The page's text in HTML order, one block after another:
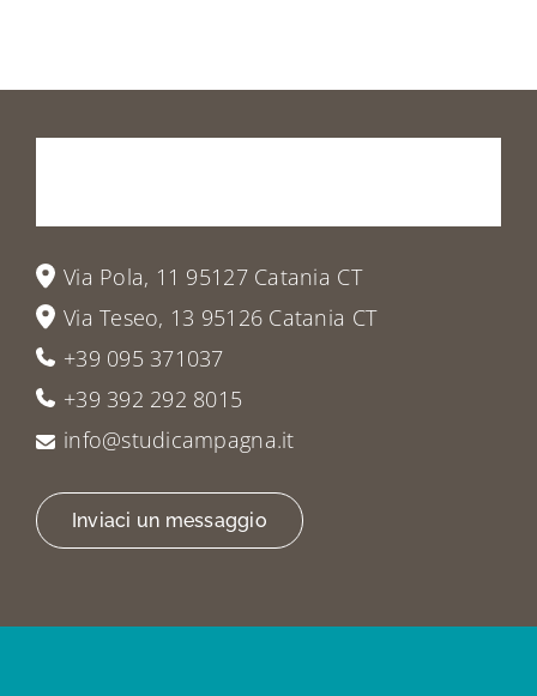
Via Pola, 11 95127 Catania CT
Via Teseo, 13 95126 Catania CT
+39 095 371037
+39 392 292 8015
info@studicampagna.it
Inviaci un messaggio